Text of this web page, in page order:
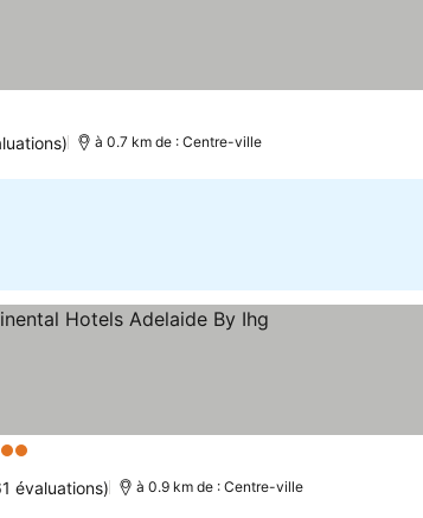
à 0.7 km de : Centre-ville
évaluations) à 0.9 km de : Centre-ville